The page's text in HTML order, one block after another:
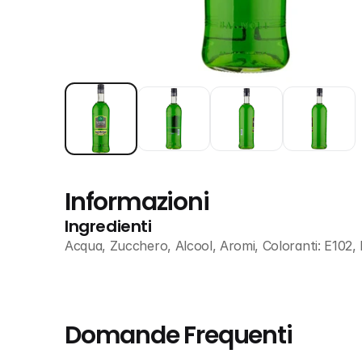
Informazioni
Ingredienti
Acqua, Zucchero, Alcool, Aromi, Coloranti: E102,
Domande Frequenti